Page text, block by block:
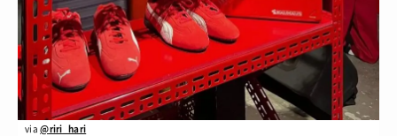
via@riri_hari